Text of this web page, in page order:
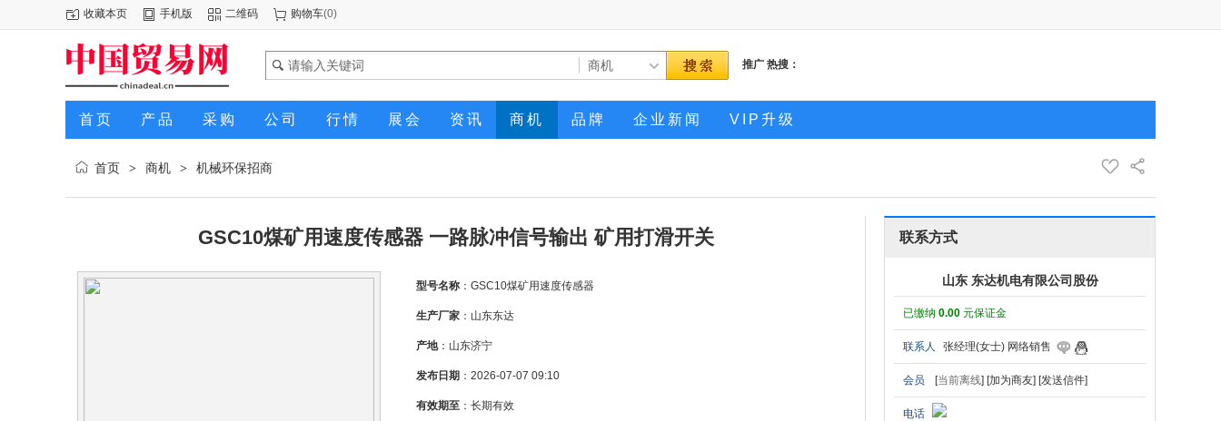
收藏本页 手机版 二维码 购物车(0)
推广 热搜：
首页 产品 采购 公司 行情 展会 资讯 商机 品牌 企业新闻 VIP升级
首页 > 商机 > 机械环保招商
GSC10煤矿用速度传感器 一路脉冲信号输出 矿用打滑开关
型号名称 ：GSC10煤矿用速度传感器
生产厂家 ：山东东达
产地：山东济宁
发布日期 ：2026-07-07 09:10
有效期至 ：长期有效
联系方式
山东 东达机电有限公司股份
已缴纳 0.00 元保证金
联系人 张经理(女士) 网络销售
会员 [当前离线] [加为商友] [发送信件]
电话